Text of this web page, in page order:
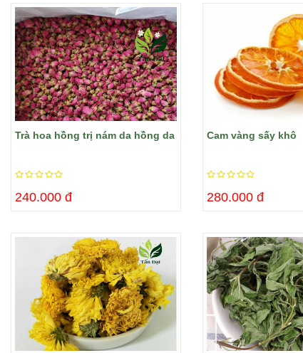
Trà hoa hồng trị nám da hồng da
240.000 đ
Cam vàng sấy khô
280.000 đ